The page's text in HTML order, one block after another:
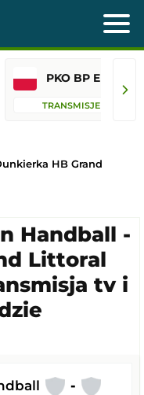
TRANSMISJE
HB Grand
Handball -
Littoral
tv i
-